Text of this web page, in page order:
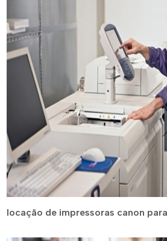
locação de impressoras canon